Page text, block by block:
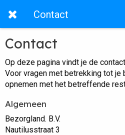
Contact
Contact
Op deze pagina vindt je de
Voor vragen met betrekking tot je
opnemen met het betreffende
Algemeen
Bezorgland. B.V.
Nautilusstraat 3